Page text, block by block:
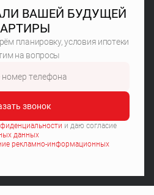
ВАШЕЙ БУДУЩЕЙ
планировку, условия ипотеки
на вопросы
звонок
и даю согласие
данных
рекламно-информационных